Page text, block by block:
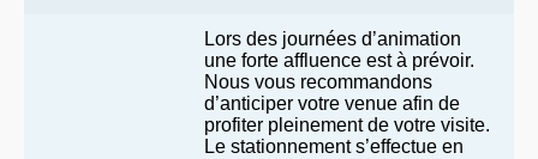
Lors des journées d’animation
une forte affluence est à prévoir.
Nous vous recommandons
d’anticiper votre venue afin de
profiter pleinement de votre visite.
Le stationnement s’effectue en